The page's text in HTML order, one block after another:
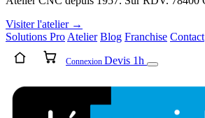
Visiter l'atelier →
Solutions Pro Atelier Blog Franchise Contact
Connexion Devis 1h